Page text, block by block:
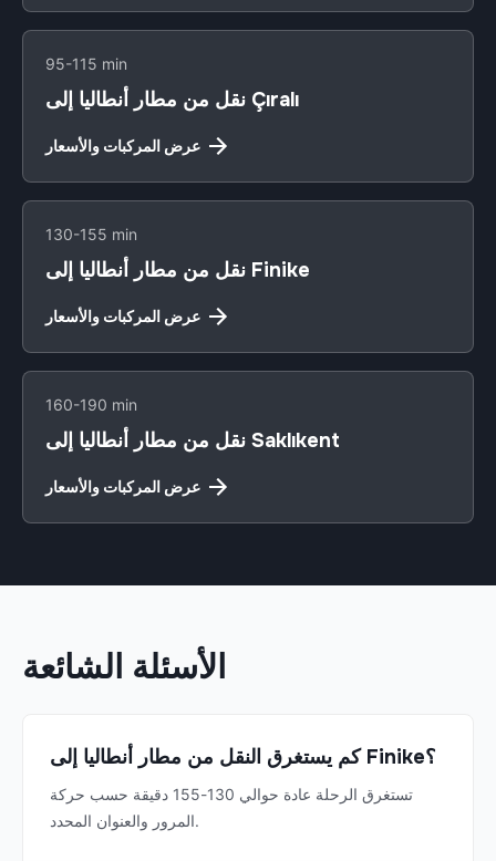
95-115 min
نقل من مطار أنطاليا إلى Çıralı
عرض المركبات والأسعار
130-155 min
نقل من مطار أنطاليا إلى Finike
عرض المركبات والأسعار
160-190 min
نقل من مطار أنطاليا إلى Saklıkent
عرض المركبات والأسعار
الأسئلة الشائعة
كم يستغرق النقل من مطار أنطاليا إلى Finike؟
تستغرق الرحلة عادة حوالي 130-155 دقيقة حسب حركة
المرور والعنوان المحدد.